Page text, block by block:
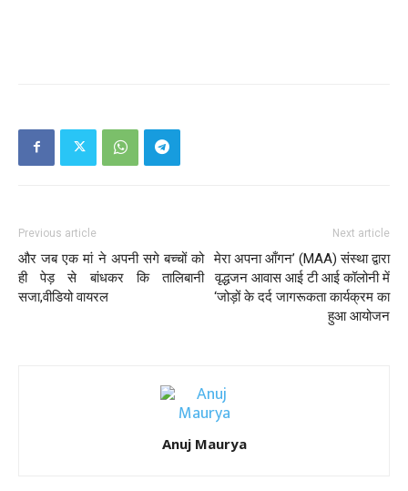
Previous article
और जब एक मां ने अपनी सगे बच्चों को
ही पेड़ से बांधकर कि तालिबानी
सजा,वीडियो वायरल
Next article
मेरा अपना आँगन’ (MAA) संस्था द्वारा
वृद्धजन आवास आई टी आई कॉलोनी में
‘जोड़ों के दर्द जागरूकता कार्यक्रम का
हुआ आयोजन
Anuj Maurya